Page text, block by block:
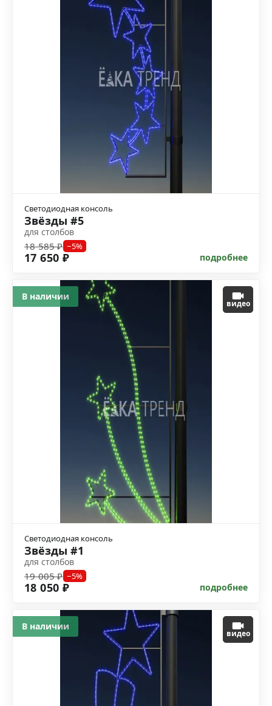
Светодиодная консоль
Звёзды #5
для столбов
18 585 ₽ −5%
17 650 ₽ подробнее
видео
Светодиодная консоль
Звёзды #1
для столбов
19 005 ₽ −5%
18 050 ₽ подробнее
В наличии
видео
В наличии